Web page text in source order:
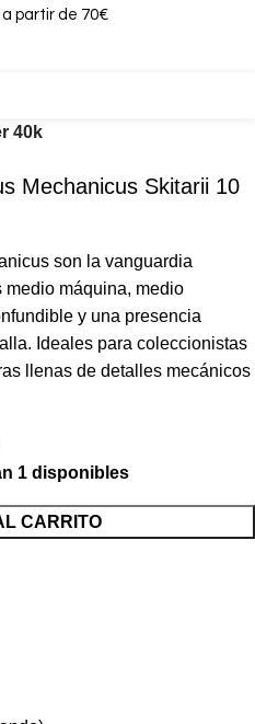
a partir de 70€
40k
Mechanicus Skitarii 10
son la vanguardia
medio máquina, medio
y una presencia
Ideales para coleccionistas
llenas de detalles mecánicos
1 disponibles
CARRITO